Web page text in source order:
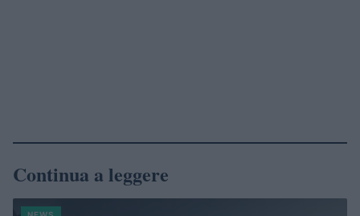
Continua a leggere